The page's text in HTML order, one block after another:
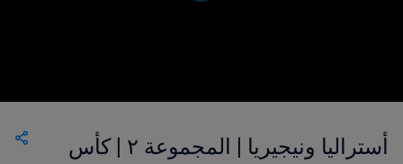
أستراليا ونيجيريا | المجموعة ٢ | كأس